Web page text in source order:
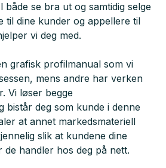
både se bra ut og samtidig selge
til dine kunder og appellere til
vi deg med.
grafisk profilmanual som vi
mens andre har verken
Vi løser begge
bistår deg som kunde i denne
at annet markedsmateriell
slik at kundene dine
de handler hos deg på nett.